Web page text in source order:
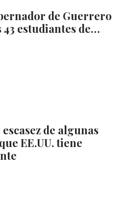
de Guerrero
43 estudiantes de…
de algunas
EE.UU. tiene